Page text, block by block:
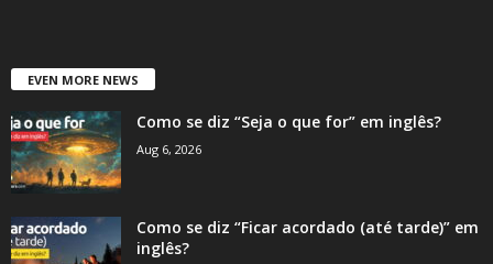
EVEN MORE NEWS
Como se diz “Seja o que for” em inglês?
Aug 6, 2026
Como se diz “Ficar acordado (até tarde)” em
inglês?